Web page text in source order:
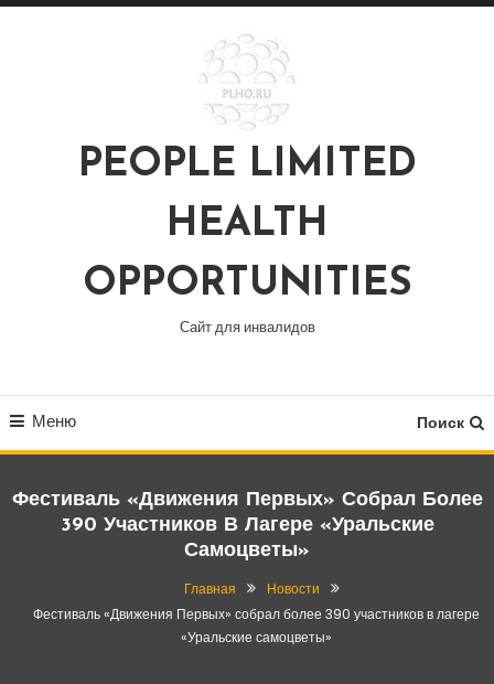
Перейти
PEOPLE LIMITED
HEALTH
OPPORTUNITIES
Сайт для инвалидов
Меню Поиск
Фестиваль «Движения Первых» Собрал Более
390 Участников В Лагере «Уральские
Самоцветы»
Главная
Новости
Фестиваль «Движения Первых» собрал более 390 участников в лагере
«Уральские самоцветы»